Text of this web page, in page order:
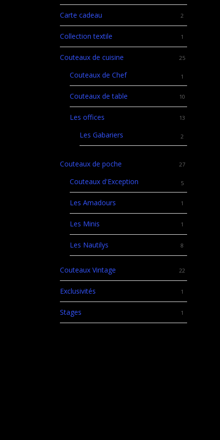
Carte cadeau 2
Collection textile 1
Couteaux de cuisine 25
Couteaux de Chef 1
Couteaux de table 10
Les offices 13
Les Gabariers 2
Couteaux de poche 27
Couteaux d'Exception 5
Les Amadours 1
Les Minis 1
Les Nautilys 8
Couteaux Vintage 22
Exclusivités 1
Stages 1